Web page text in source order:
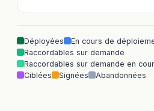
Déployées
En cours de
Raccordables sur demande
Raccordables sur demande en
Ciblées
Signées Abandonnées